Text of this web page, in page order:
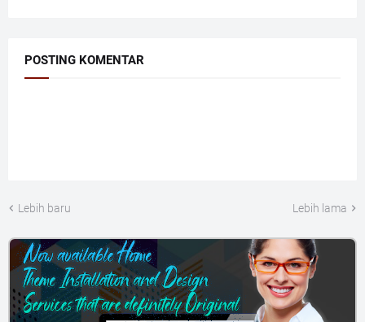
POSTING KOMENTAR
Lebih baru Lebih lama